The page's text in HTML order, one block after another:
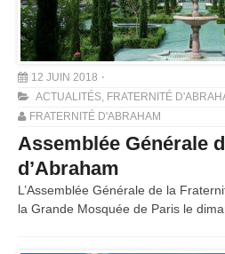
12 JUIN 2018
ACTUALITÉS, FRATERNITÉ
FRATERNITÉ D'ABRAHAM
Assemblée Générale
d’Abraham
L’Assemblée Générale de la
la Grande Mosquée de Paris le